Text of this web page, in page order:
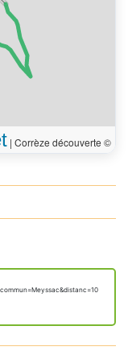
| Corrèze découverte ©